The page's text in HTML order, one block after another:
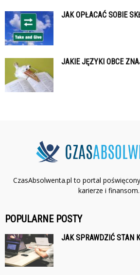
JAK OPŁACAĆ SOBIE
JAKIE JĘZYKI OBCE
CzasAbsolwenta.pl to portal
karierze i finansom.
POPULARNE POSTY
JAK SPRAWDZIĆ STAN